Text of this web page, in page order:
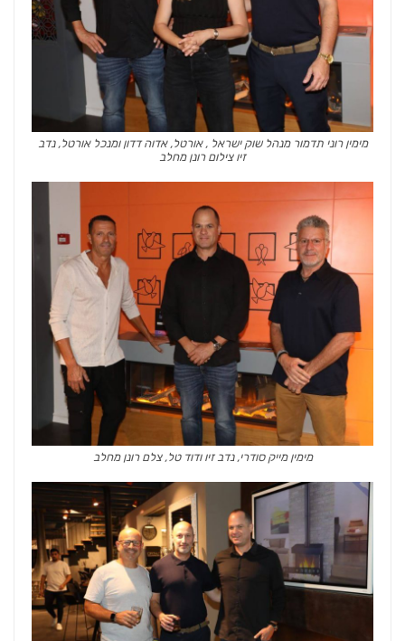
מימין רוני תדמור מנהל שוק ישראל , אורטל, אדוה דדון ומנכל אורטל, נדב
זיו צילום רונן מחלב
מימין מייק סודרי, נדב זיו ודוד טל, צלם רונן מחלב